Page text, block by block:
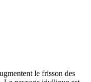
le frisson des